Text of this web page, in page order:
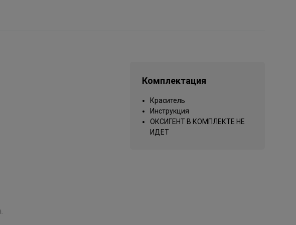
Комплектация
Краситель
Инструкция
ОКСИГЕНТ В КОМПЛЕКТЕ НЕ
ИДЕТ